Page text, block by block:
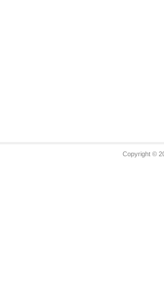
Copyright ©